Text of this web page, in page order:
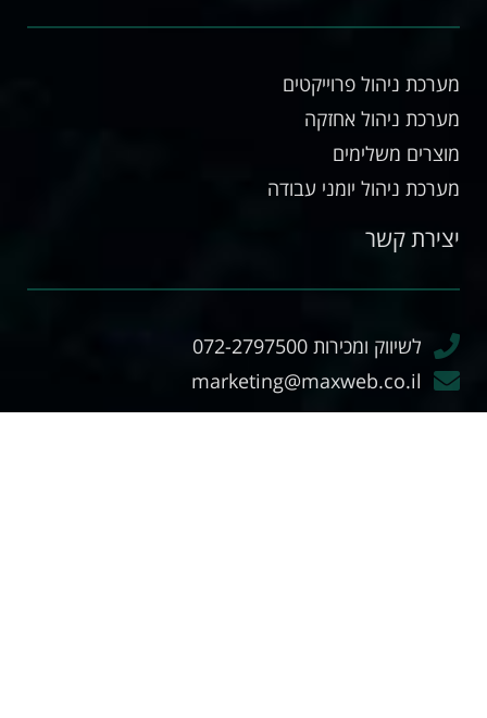
מערכת ניהול פרוייקטים
מערכת ניהול אחזקה
מוצרים משלימים
מערכת ניהול יומני עבודה
יצירת קשר
לשיווק ומכירות 072-2797500
marketing@maxweb.co.il